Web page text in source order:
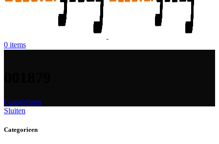
0 items
Categorieen
Sluiten
Categorieen